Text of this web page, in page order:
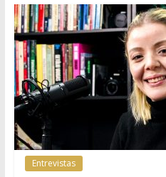
Entrevistas